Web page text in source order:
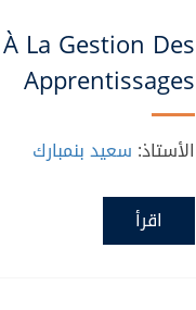
La Gestion Des
Apprentissages
الأستاذ: سعيد بنمبارك
اقرأ